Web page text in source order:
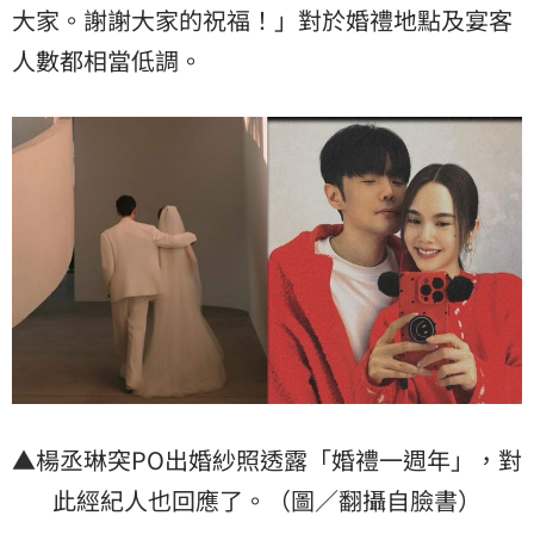
大家。謝謝大家的祝福！」對於婚禮地點及宴客
人數都相當低調。
▲楊丞琳突PO出婚紗照透露「婚禮一週年」，對
此經紀人也回應了。（圖／翻攝自臉書）